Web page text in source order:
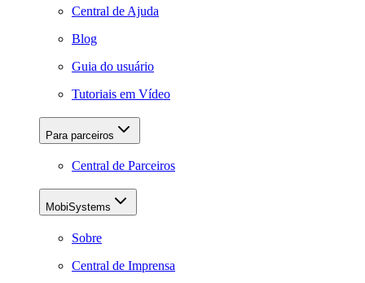
Central de Ajuda
Blog
Guia do usuário
Tutoriais em Vídeo
Para parceiros
Central de Parceiros
MobiSystems
Sobre
Central de Imprensa